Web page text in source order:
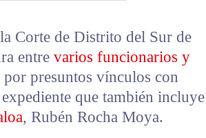
Corte de Distrito del Sur de
entre varios funcionarios y
por presuntos vínculos con
que también incluye
, Rubén Rocha Moya.